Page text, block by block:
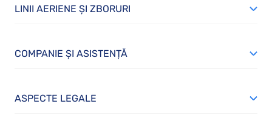
LINII AERIENE ȘI ZBORURI
COMPANIE ȘI ASISTENȚĂ
ASPECTE LEGALE